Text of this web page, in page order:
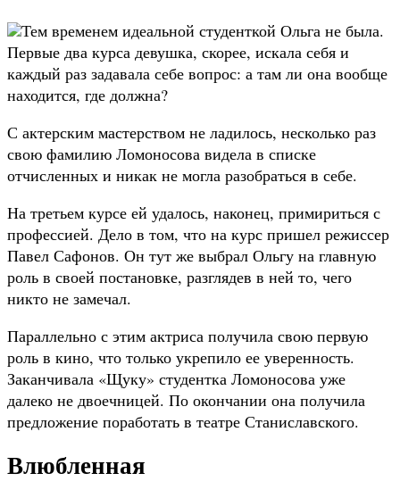
Тем временем идеальной студенткой Ольга не была.
Первые два курса девушка, скорее, искала себя и
каждый раз задавала себе вопрос: а там ли она вообще
находится, где должна?
С актерским мастерством не ладилось, несколько раз
свою фамилию Ломоносова видела в списке
отчисленных и никак не могла разобраться в себе.
На третьем курсе ей удалось, наконец, примириться с
профессией. Дело в том, что на курс пришел режиссер
Павел Сафонов. Он тут же выбрал Ольгу на главную
роль в своей постановке, разглядев в ней то, чего
никто не замечал.
Параллельно с этим актриса получила свою первую
роль в кино, что только укрепило ее уверенность.
Заканчивала «Щуку» студентка Ломоносова уже
далеко не двоечницей. По окончании она получила
предложение поработать в театре Станиславского.
Влюбленная